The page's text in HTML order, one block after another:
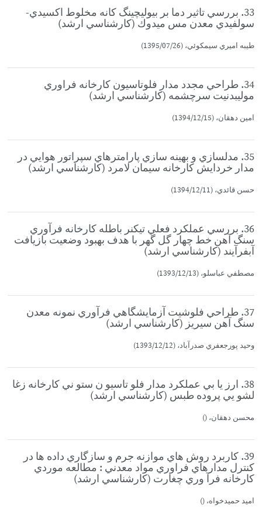
33. بررسي تاثير دما بر بيوليچينگ كانه مخلوط اكسيدي-
سولفيدي معدن مس ميدوك (كارشناسي ارشد)
طيبه اميري سيمكوئي، (1395/07/26)
34. طراحي مجدد مدار فلوتاسيون كارخانه فراوري
موليبدنيت سرچشمه (كارشناسي ارشد)
امين دهقان، (1394/12/15)
35. مدلسازي و بهينه سازي پارامترهاي سپراتور هوايي در
مدار خردايش كارخانه سيمان لامرد (كارشناسي ارشد)
حسن قائدي، (1394/12/11)
36. بررسي عملكرد فعلي تيكنر باطله كارخانه فرآوري
سنگ آهن خط چهار گل گهر با هدف بهبود وضعيت بازيافت
آبفرآيند (كارشناسي ارشد)
مصطفي عباسلو، (1393/12/13)
37. طراحي فلوشيت آزمايشگاهي فرآوري نمونه معدن
سنگ آهن سيريز (كارشناسي ارشد)
وحيد پورجعفري صدرآباد، (1393/12/12)
38. ارز يا بي عملكرد مدار فلو تاسيو ن ستو ني كارخانه زغا
لشو يي پروده طبس (كارشناسي ارشد)
محسن دهقان، ()
39. كاربرد روش هاي موازنه جرم و سازگاري داده ها در
كنترل مدارهاي فراوري مواد معدني : مطالعه موردي
كارخانه فرآ وري چغارت (كارشناسي ارشد)
اميد حميدخواه، ()